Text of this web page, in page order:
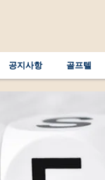
공지사항 골프텔